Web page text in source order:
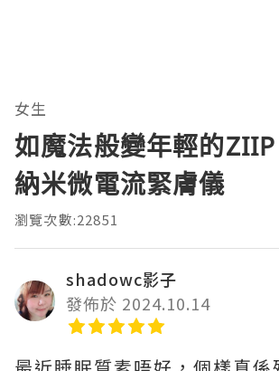
女生
如魔法般變年輕的
納米微電流緊膚儀
瀏覽次數:22851
shadowc影子
發佈於 2024.10.14